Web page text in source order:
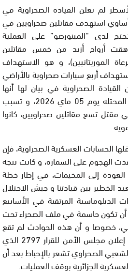
لم تعلن القيادة الصحراوية في
استهدف مقاتلين صحراويين في
لدى “المينورصو” على العملية
أرواح أزيد من خمس مقاتلين
الموريتانيين)، و هو الاستهداف
أربع سيارات صحراوية بالأراضي
القيادة الصحراوية في بيان لها أنها
استهدفت مدينة السمارة المحتلة يوم 05 ماي 2026، و تسبب
مقتل تسع مقاتلين صحراويين، كانوا
الحسابات العسكرية الصحراوية، فإن
الهجوم على السمارة، و كانت تتجه
العودة إلى المخيمات، في إطار خطة
الخطير بين قيادتنا و جيش الاحتلال
الدبلوماسية المرتقبة في الأسابيع
أن تكون حاسمة في ملف الصحراء تحت
خصوصا و أن هذه الحوادث لم تقع
منذ أسابيع، و بالضبط منذ إعلان مجلس الأمن للقرار 2797 الذي
الصحراوي تشعر بالإحباط بعد أن
الجزائرية بوقف العمليات.